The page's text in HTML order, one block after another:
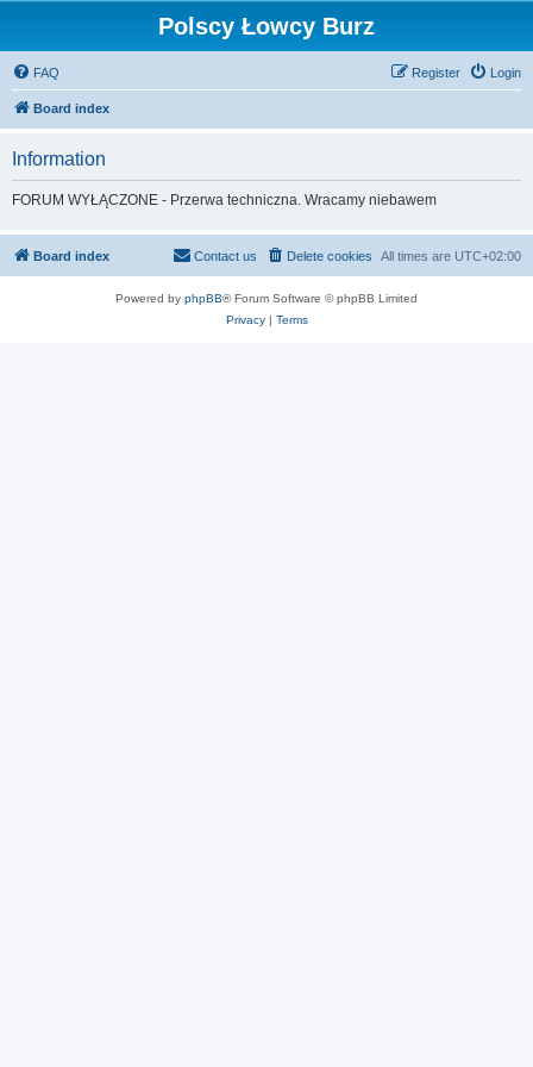
Polscy Łowcy Burz
FAQ Login
Register
Board index
Information
FORUM WYŁĄCZONE - Przerwa techniczna. Wracamy niebawem
Board index All times are UTC+02:00
Delete cookies
Contact us
Powered by phpBB® Forum Software © phpBB Limited
Privacy| Terms